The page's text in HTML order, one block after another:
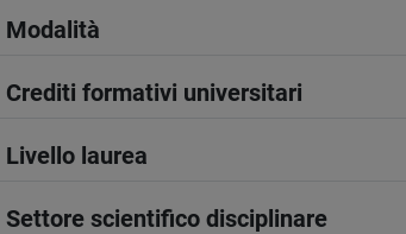
Modalità
Crediti formativi universitari
Livello laurea
Settore scientifico disciplinare